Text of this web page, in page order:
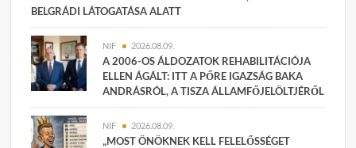
BELGRÁDI LÁTOGATÁSA ALATT
NIF 2026.08.09.
A 2006-OS ÁLDOZATOK REHABILITÁCIÓJA
ELLEN ÁGÁLT: ITT A PŐRE IGAZSÁG BAKA
ANDRÁSRÓL, A TISZA ÁLLAMFŐJELÖLTJÉRŐL
NIF 2026.08.09.
„MOST ÖNÖKNEK KELL FELELŐSSÉGET